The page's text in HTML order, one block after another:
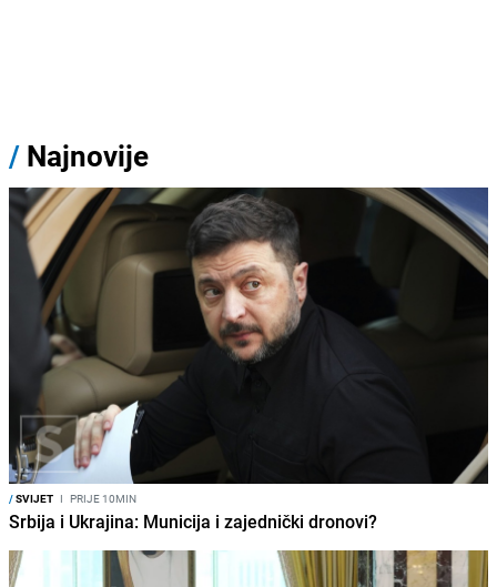
/ Najnovije
/SVIJET I PRIJE 10MIN
Srbija i Ukrajina: Municija i zajednički dronovi?